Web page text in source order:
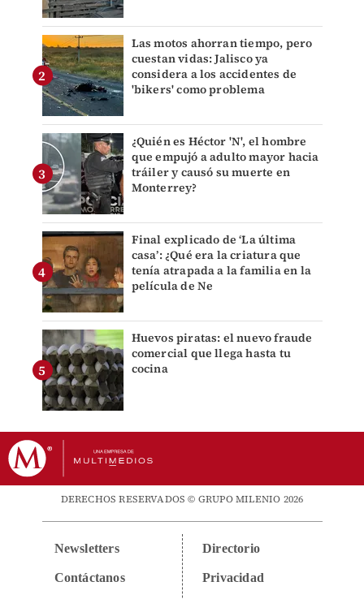
Las motos ahorran tiempo, pero
cuestan vidas: Jalisco ya
considera a los accidentes de
'bikers' como problema
¿Quién es Héctor 'N', el hombre
que empujó a adulto mayor hacia
tráiler y causó su muerte en
Monterrey?
Final explicado de ‘La última
casa’: ¿Qué era la criatura que
tenía atrapada a la familia en la
película de Ne
Huevos piratas: el nuevo fraude
comercial que llega hasta tu
cocina
DERECHOS RESERVADOS © GRUPO MILENIO 2026
Newsletters
Contáctanos
Directorio
Privacidad